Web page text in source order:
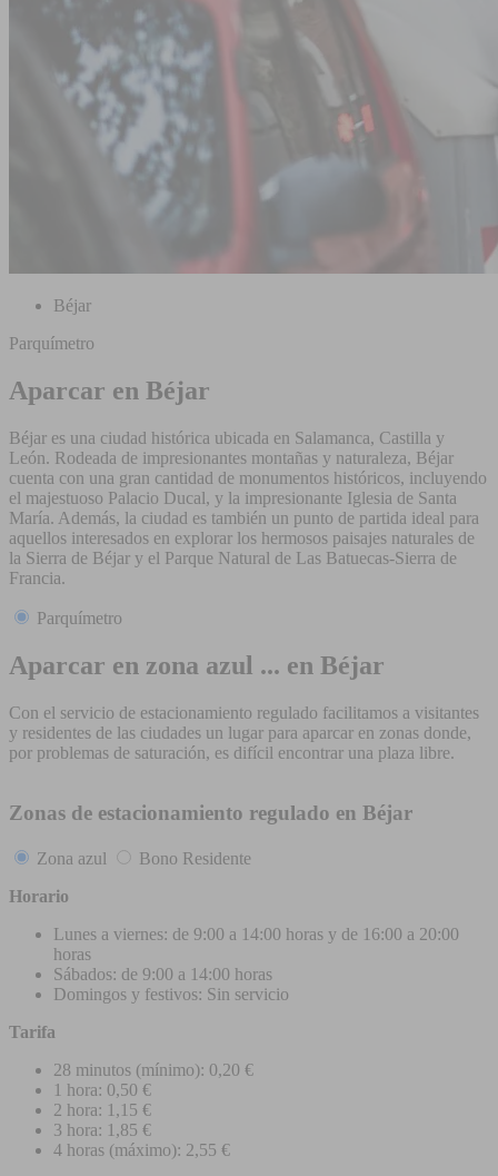
Béjar
Parquímetro
Aparcar en Béjar
Béjar es una ciudad histórica ubicada en Salamanca, Castilla y
León. Rodeada de impresionantes montañas y naturaleza, Béjar
cuenta con una gran cantidad de monumentos históricos, incluyendo
el majestuoso Palacio Ducal, y la impresionante Iglesia de Santa
María. Además, la ciudad es también un punto de partida ideal para
aquellos interesados en explorar los hermosos paisajes naturales de
la Sierra de Béjar y el Parque Natural de Las Batuecas-Sierra de
Francia.
Parquímetro
Aparcar en zona azul ... en Béjar
Con el servicio de estacionamiento regulado facilitamos a visitantes
y residentes de las ciudades un lugar para aparcar en zonas donde,
por problemas de saturación, es difícil encontrar una plaza libre.
Zonas de estacionamiento regulado en Béjar
Zona azul
Bono Residente
Horario
Lunes a viernes: de 9:00 a 14:00 horas y de 16:00 a 20:00
horas
Sábados: de 9:00 a 14:00 horas
Domingos y festivos: Sin servicio
Tarifa
28 minutos (mínimo): 0,20 €
1 hora: 0,50 €
2 hora: 1,15 €
3 hora: 1,85 €
4 horas (máximo): 2,55 €